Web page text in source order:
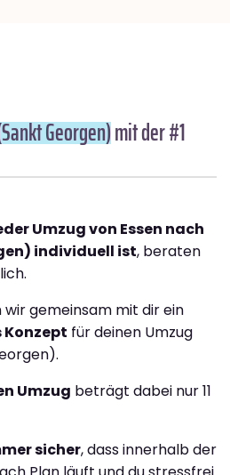
Georgen)mit der #1
Umzug von Essen nach
individuell ist, beraten
gemeinsam mit dir ein
für deinen Umzug
Umzug beträgt dabei nur 11
sicher, dass innerhalb der